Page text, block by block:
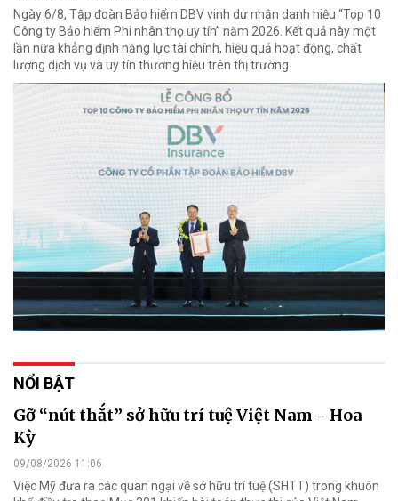
Ngày 6/8, Tập đoàn Bảo hiểm DBV vinh dự nhận danh hiệu “Top 10
Công ty Bảo hiểm Phi nhân thọ uy tín” năm 2026. Kết quả này một
lần nữa khẳng định năng lực tài chính, hiệu quả hoạt động, chất
lượng dịch vụ và uy tín thương hiệu trên thị trường.
NỔI BẬT
Gỡ “nút thắt” sở hữu trí tuệ Việt Nam - Hoa
Kỳ
09/08/2026 11:06
Việc Mỹ đưa ra các quan ngại về sở hữu trí tuệ (SHTT) trong khuôn